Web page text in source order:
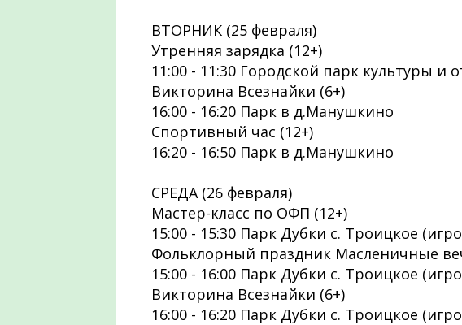
ВТОРНИК (25 февраля)
Утренняя зарядка (12+)
11:00 - 11:30 Городской парк культуры и
Викторина Всезнайки (6+)
16:00 - 16:20 Парк в д.Манушкино
Спортивный час (12+)
16:20 - 16:50 Парк в д.Манушкино
СРЕДА (26 февраля)
Мастер-класс по ОФП (12+)
15:00 - 15:30 Парк Дубки с. Троицкое
Фольклорный праздник Масленичные
15:00 - 16:00 Парк Дубки с. Троицкое
Викторина Всезнайки (6+)
16:00 - 16:20 Парк Дубки с. Троицкое